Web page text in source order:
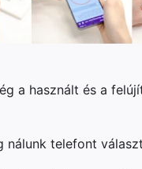
a használt és a
nálunk telefont